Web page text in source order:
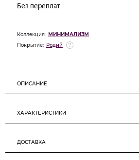
Коллекция: МИНИМАЛИЗМ
Покрытие: Родий
ОПИСАНИЕ
ХАРАКТЕРИСТИКИ
ДОСТАВКА